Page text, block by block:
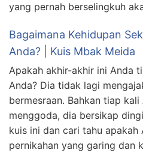
yang pernah berselingkuh
Bagaimana Kehidupan
Anda? | Kuis Mbak Meida
Apakah akhir-akhir ini Anda
Anda? Dia tidak lagi
bermesraan. Bahkan tiap
menggoda, dia bersikap
kuis ini dan cari tahu apakah
pernikahan yang garing dan